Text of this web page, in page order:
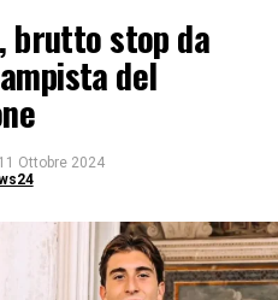
stop da
del
11 Ottobre 2024